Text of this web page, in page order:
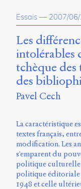
Essais — 2007/
Les
intolérables
tchèque des
des
Pavel Cech
La caractéristique
textes français,
modification. Les
s'emparent du
politique
politique éditoriale
1948 et celle